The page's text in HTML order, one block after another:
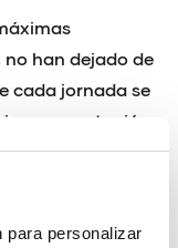
para personalizar
han dejado de
cada jornada se
una puntación
domino la
mandato ya